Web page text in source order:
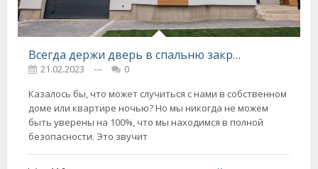
Всегда держи дверь в спальню закрытой: совет, спасающий жизни
21.02.2023 ---
0
Казалось бы, что может случиться с нами в собственном
доме или квартире ночью? Но мы никогда не можем
быть уверены на 100%, что мы находимся в полной
безопасности. Это звучит